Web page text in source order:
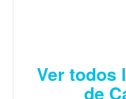
Ver todos
de